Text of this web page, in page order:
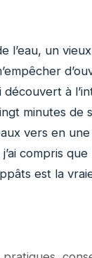
l’eau, un
découvert à
minutes de
vers en
compris que
est la